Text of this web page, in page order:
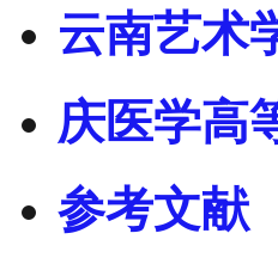
云南艺术
庆医学高
参考文献